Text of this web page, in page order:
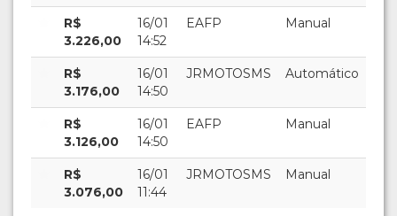
R$
3.226,00
16/01
14:52
EAFP Manual
R$
3.176,00
16/01
14:50
JRMOTOSMS Automático
R$
3.126,00
16/01
14:50
EAFP Manual
R$
3.076,00
16/01
11:44
JRMOTOSMS Manual